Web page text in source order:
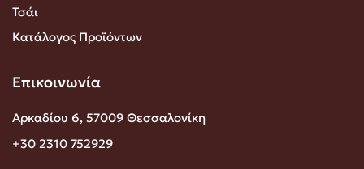
Τσάι
Κατάλογος Προϊόντων
Επικοινωνία
Αρκαδίου 6, 57009 Θεσσαλονίκη
+30 2310 752929